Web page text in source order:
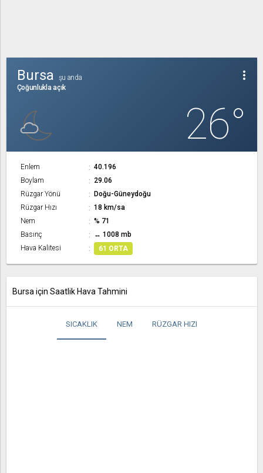
more_vert
Bursa
şu anda
Çoğunlukla açık
26°
Enlem
40.196
Boylam
29.06
Rüzgar Yönü
Doğu-Güneydoğu
Rüzgar Hızı
18 km/sa
Nem
% 71
Basınç
↔ 1008 mb
Hava Kalitesi
61 ORTA
Bursa için Saatlik Hava Tahmini
SICAKLIK NEM RÜZGAR HIZI